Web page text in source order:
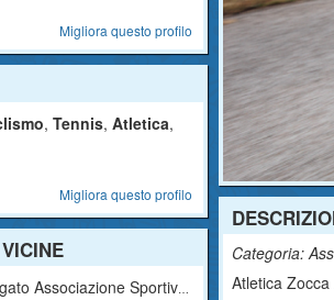
Migliora questo profilo
, Tennis, Atletica,
Migliora questo profilo
Sportiva Dilettantistica
Categoria:
Atletica